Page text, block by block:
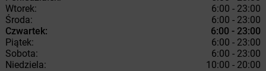
Wtorek:
6:00 - 23:00
Środa:
6:00 - 23:00
Czwartek:
6:00 - 23:00
Piątek:
6:00 - 23:00
Sobota:
6:00 - 23:00
Niedziela:
10:00 - 20:00